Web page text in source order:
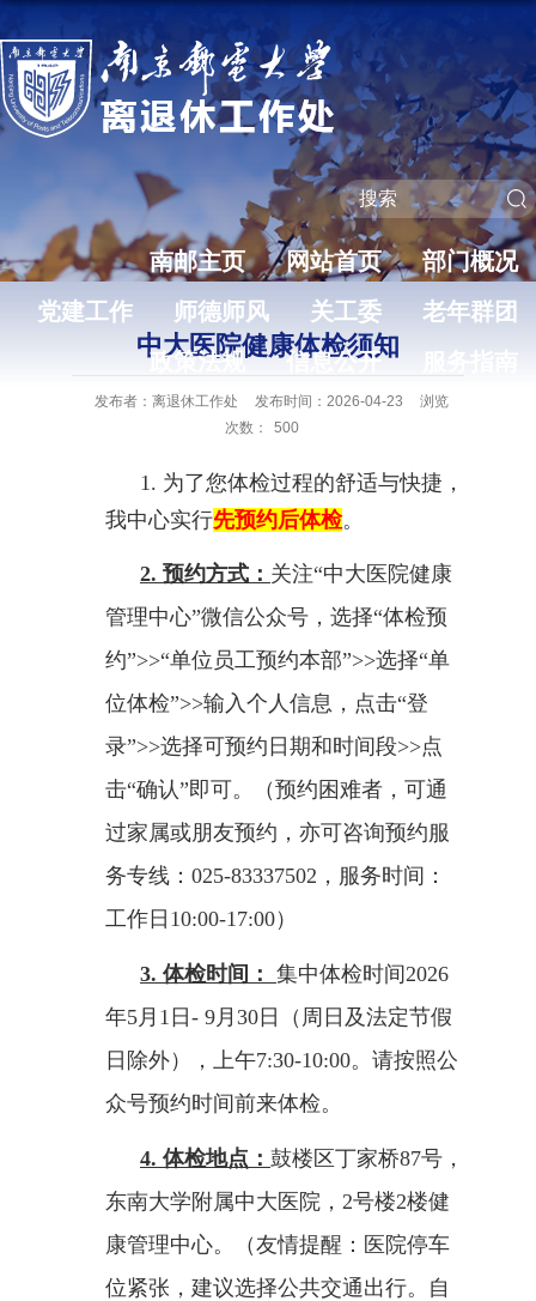
南邮主页 网站首页
部门概况
党建工作
师德师风 关工委
老年群团
政策法规
信息公开
中大医院健康体检须知
发布者：离退休工作处 发布时间：2026-04-23
浏览
次数：
500
1. 为了您体检过程的舒适与快捷，
我中心实行先预约后体检。
2. 预约方式： 关注“中大医院健康
管理中心”微信公众号，选择“体检预
约”>>“单位员工预约本部”>>选择“单
位体检”>>输入个人信息，点击“登
录”>>选择可预约日期和时间段>>点
击“确认”即可。（预约困难者，可通
过家属或朋友预约，亦可咨询预约服
务专线： 025-83337502 ，服务时间：
工作日 10:00-17:00）
3. 体检时间： 集中体检时间2026
年5月 1 日 - 9月 30 日（周日及法定节假
日除外），上午7:30-10:00。请按照公
众号预约时间前来体检。
4. 体检地点： 鼓楼区丁家桥87号，
东南大学附属中大 医院 ， 2号楼2楼健
康管理中心。（友情提醒：医院停车
位紧张，建议选择公共交通出行。自